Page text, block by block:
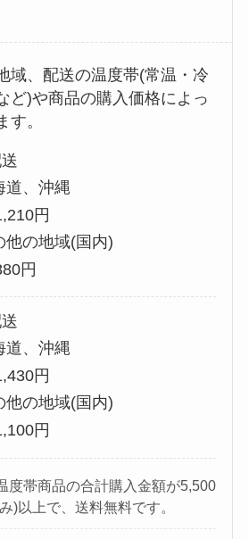
域、配送の温度帯(常温・冷
ど)や商品の購入価格によっ
す。
道、沖縄
円
他の地域(国内)
円
道、沖縄
円
他の地域(国内)
円
度帯商品の合計購入金額が5,500
)以上で、送料無料です。